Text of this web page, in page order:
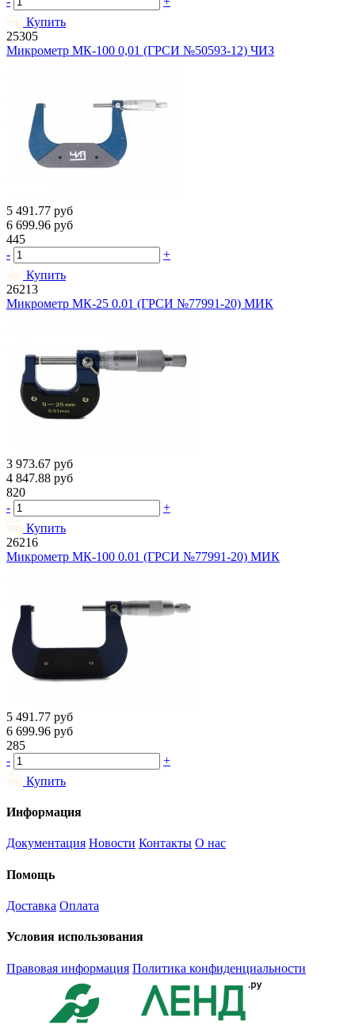
Купить
25305
Микрометр МК-100 0,01 (ГРСИ №50593-12) ЧИЗ
5 491.77 руб
6 699.96 руб
445
-
+
Купить
26213
Микрометр МК-25 0.01 (ГРСИ №77991-20) МИК
3 973.67 руб
4 847.88 руб
820
-
+
Купить
26216
Микрометр МК-100 0.01 (ГРСИ №77991-20) МИК
5 491.77 руб
6 699.96 руб
285
-
+
Купить
Информация
Документация Новости Контакты О нас
Помощь
Доставка Оплата
Условия использования
Правовая информация Политика конфиденциальности